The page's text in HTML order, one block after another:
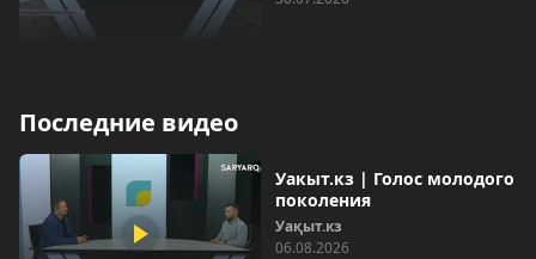
Последние видео
Уакыт.кз | Голос молодого
поколения
Уақыт.кз
06.08.2026